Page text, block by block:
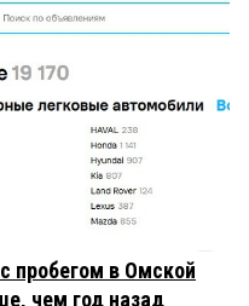
пробегом в Омской
чем год назад